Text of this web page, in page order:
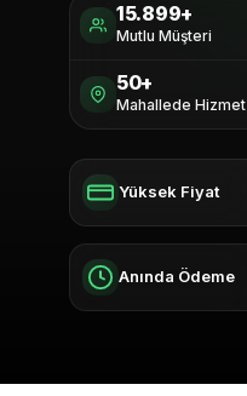
15.899+
Mutlu Müşteri
50+
Mahallede Hizmet
Yüksek Fiyat
Anında Ödeme